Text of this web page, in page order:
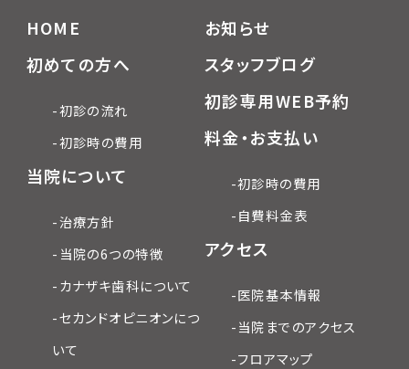
HOME
初めての方へ
-初診の流れ
-初診時の費用
当院について
-治療方針
-当院の6つの特徴
-カナザキ歯科について
-セカンドオピニオンにつ
いて
お知らせ
スタッフブログ
初診専用WEB予約
料金・お支払い
-初診時の費用
-自費料金表
アクセス
-医院基本情報
-当院までのアクセス
-フロアマップ